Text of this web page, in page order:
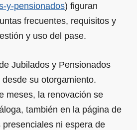
y-pensionados) figuran
frecuentes, requisitos y
y uso del pase.
Jubilados y Pensionados
su otorgamiento.
meses, la renovación se
también en la página de
ni espera de